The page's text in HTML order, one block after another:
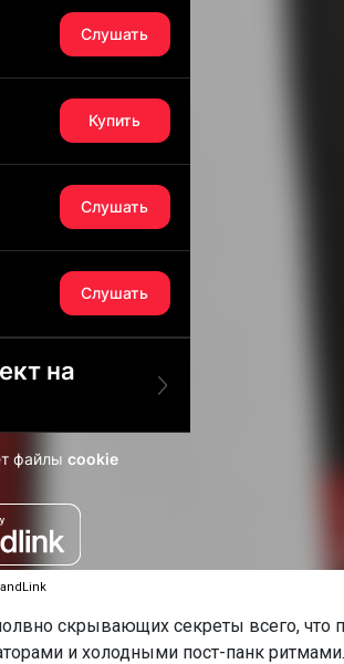
скрывающих секреты всего, что
и холодными пост-панк ритмами.